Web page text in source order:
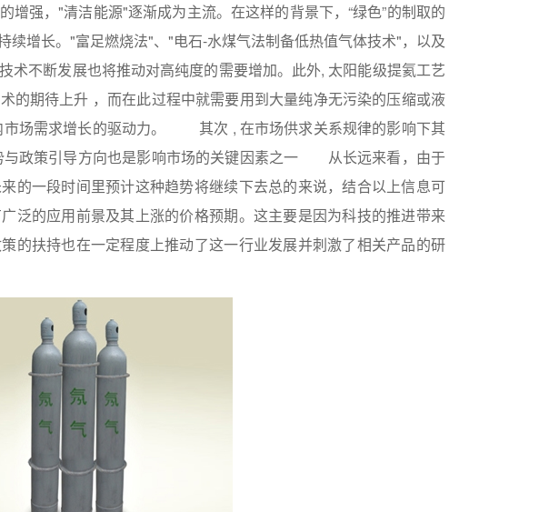
增强，"清洁能源"逐渐成为主流。在这样的背景下，“绿色”的制取的
续增长。"富足燃烧法"、"电石-水煤气法制备低热值气体技术"，以及
术不断发展也将推动对高纯度的需要增加。此外, 太阳能级提氦工艺
的期待上升 ，而在此过程中就需要用到大量纯净无污染的压缩或液
市场需求增长的驱动力。 其次 , 在市场供求关系规律的影响下其
政策引导方向也是影响市场的关键因素之一 从长远来看，由于
的一段时间里预计这种趋势将继续下去总的来说，结合以上信息可
泛的应用前景及其上涨的价格预期。这主要是因为科技的推进带来
的扶持也在一定程度上推动了这一行业发展并刺激了相关产品的研